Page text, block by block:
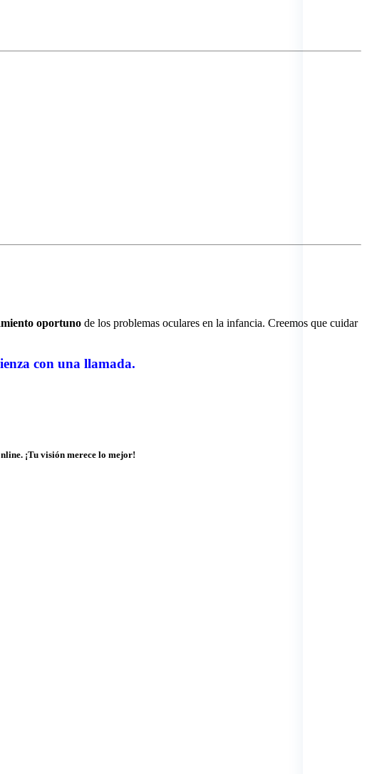
oportuno de los problemas oculares en la infancia. Creemos que cuidar
con una llamada.
¡Tu visión merece lo mejor!